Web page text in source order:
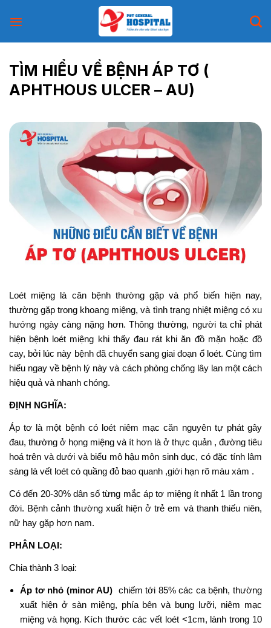
TÌM HIỂU VỀ BỆNH ÁP TƠ (
APHTHOUS ULCER – AU)
Loét miệng là căn bệnh thường gặp và phổ biến hiện nay,
thường gặp trong khoang miệng, và tình trạng nhiệt miệng có xu
hướng ngày càng nặng hơn. Thông thường, người ta chỉ phát
hiện bệnh loét miệng khi thấy đau rát khi ăn đồ mặn hoặc đồ
cay, bởi lúc này bệnh đã chuyển sang giai đoạn ổ loét. Cùng tìm
hiểu ngay về bệnh lý này và cách phòng chống lây lan một cách
hiệu quả và nhanh chóng.
ĐỊNH NGHĨA:
Áp tơ là một bệnh có loét niêm mạc căn nguyên tự phát gây
đau, thường ở họng miệng và ít hơn là ở thực quản , đường tiêu
hoá trên và dưới và biểu mô hậu môn sinh dục, có đặc tính lâm
sàng là vết loét có quầng đỏ bao quanh ,giới hạn rõ màu xám .
Có đến 20-30% dân số từng mắc áp tơ miệng ít nhất 1 lần trong
đời. Bệnh cảnh thường xuất hiện ở trẻ em và thanh thiếu niên,
nữ hay gặp hơn nam.
PHÂN LOẠI:
Chia thành 3 loại:
Áp tơ nhỏ (minor AU) chiếm tới 85% các ca bệnh, thường
xuất hiện ở sàn miệng, phía bên và bụng lưỡi, niêm mạc
miệng và họng. Kích thước các vết loét <1cm, lành trong 10